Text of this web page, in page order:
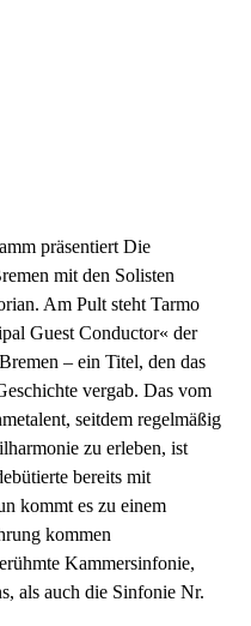
präsentiert Die
mit den Solisten
Am Pult steht Tarmo
Guest Conductor« der
– ein Titel, den das
vergab. Das vom
seitdem regelmäßig
zu erleben, ist
bereits mit
kommt es zu einem
kommen
Kammersinfonie,
als auch die Sinfonie Nr.